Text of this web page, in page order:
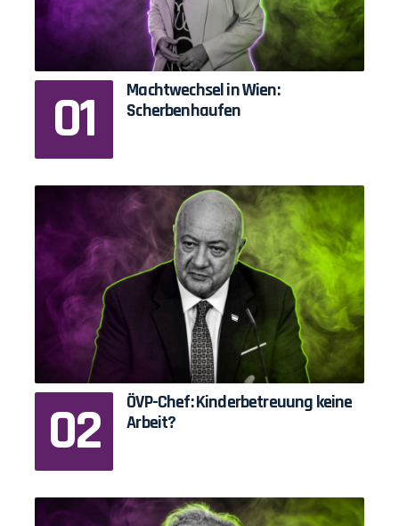
Machtwechsel in Wien:
Scherbenhaufen
ÖVP-Chef: Kinderbetreuung keine
Arbeit?